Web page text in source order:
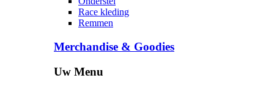
Race kleding
Remmen
Merchandise & Goodies
Uw Menu